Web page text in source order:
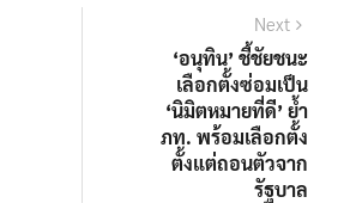
Next
post:
‘อนุทิน’ ชี้ชัยชนะ
เลือกตั้งซ่อมเป็น
‘นิมิตหมายที่ดี’ ย้ำ
ภท. พร้อมเลือกตั้ง
ตั้งแต่ถอนตัวจาก
รัฐบาล